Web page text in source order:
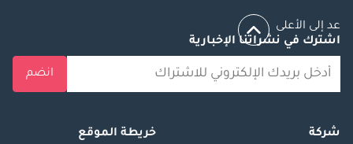
البالغ 1,802 درهم
إماراتي: • طلاء
سيراميك الجرافين
(10 ساعات): حماية
تظليل نوافذ ممتاز:
عد إلى الأعلى
اشترك في نشراتنا الإخبارية
انضم
شركة
خريطة الموقع